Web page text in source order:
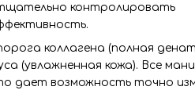
контролировать
коллагена (полная
(увлажненная кожа). Все
дает возможность точно